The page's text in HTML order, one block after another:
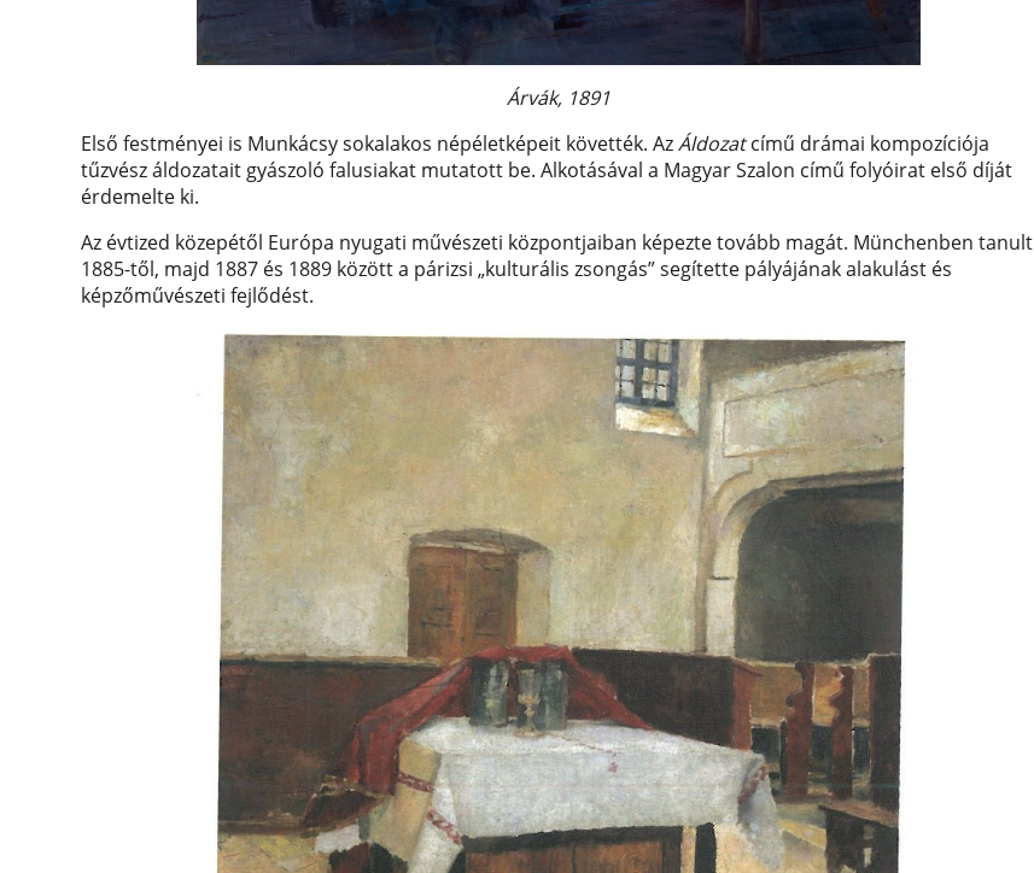
Árvák, 1891
Első festményei is Munkácsy sokalakos népéletképeit követték. AzÁldozatcímű drámai kompozíciója
tűzvész áldozatait gyászoló falusiakat mutatott be. Alkotásával a Magyar Szalon című folyóirat első díját
érdemelte ki.
Az évtized közepétől Európa nyugati művészeti központjaiban képezte tovább magát. Münchenben tanult
1885-től, majd 1887 és 1889 között a párizsi „kulturális zsongás” segítette pályájának alakulást és
képzőművészeti fejlődést.